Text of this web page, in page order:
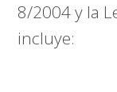
8/2004 y la
incluye: